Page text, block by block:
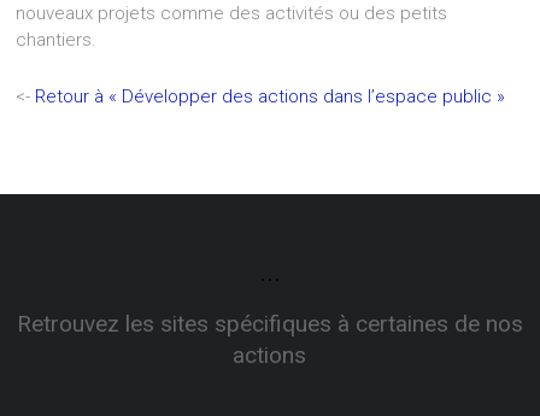
nouveaux projets comme des activités ou des petits
chantiers.
<- Retour à « Développer des actions dans l’espace public »
...
Retrouvez les sites spécifiques à certaines de nos
actions